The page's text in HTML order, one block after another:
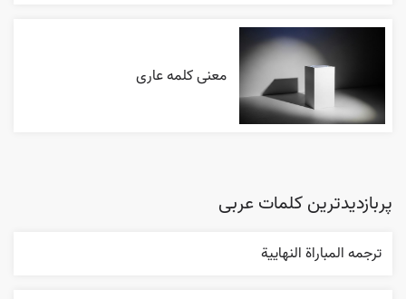
معنی کلمه عاری
پربازدیدترین کلمات عربی
ترجمه المباراة النهایية